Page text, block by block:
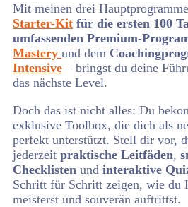
Mit meinen drei
Starter-Kit für die ersten 100
umfassenden Premium-
Mastery und dem
Intensive – bringst du deine
das nächste Level.
Doch das ist nicht alles: Du
exklusive Toolbox, die dich als
perfekt unterstützt. Stell dir vor,
jederzeit praktische Leitfäden,
Checklisten und interaktive
Schritt für Schritt zeigen, wie du
meisterst und souverän auftrittst.